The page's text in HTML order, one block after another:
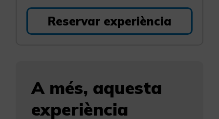
Reservar experiència
A més, aquesta
experiència